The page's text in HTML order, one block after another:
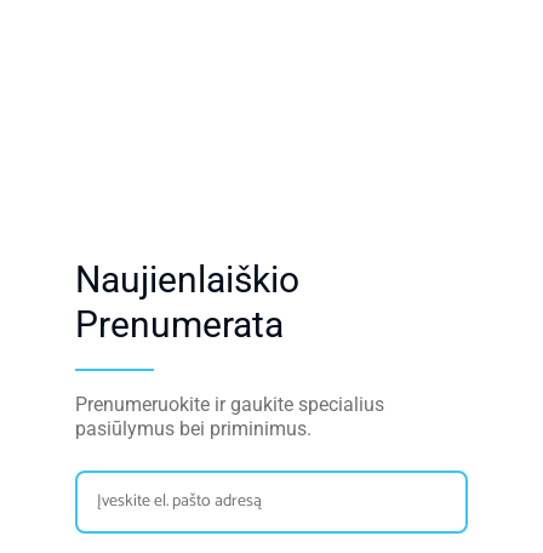
Naujienlaiškio
Prenumerata
Prenumeruokite ir gaukite specialius
pasiūlymus bei priminimus.